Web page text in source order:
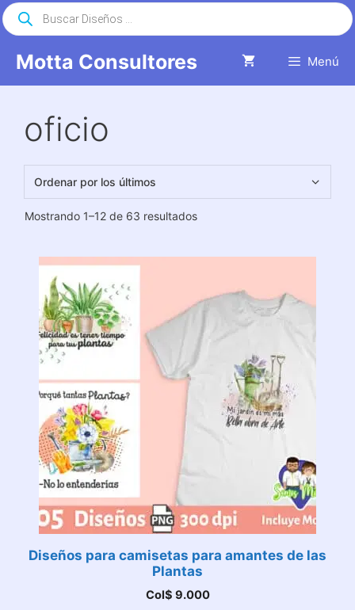
Saltar
al
Motta Consultores Menú
Búsqueda
de
productos
oficio
Mostrando 1–12 de 63 resultadosOrdenado
Diseños para camisetas para amantes de las
Plantas
Col$ 9.000